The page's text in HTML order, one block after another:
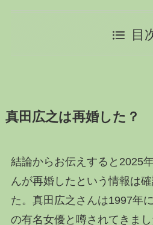
目
真田広之は再婚した？
結論からお伝えすると2025
んが再婚したという情報は
た。真田広之さんは1997年
の有名女優と噂されてきま